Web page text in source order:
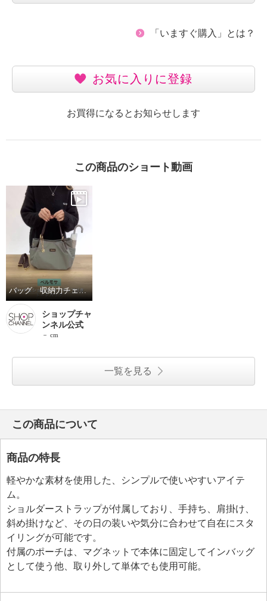
「いますぐ購入」とは？
お気に入りに登録
お買得になるとお知らせします
この商品のショート動画
バッグ 収納力チェック！
ショップチャ
ンネル公式
－ cm
一覧を見る
この商品について
商品の特長
軽やかな素材を使用した、シンプルで使いやすいアイテ
ム。
ショルダーストラップが付属しており、手持ち、肩掛け、
斜め掛けなど、その日の装いや気分に合わせて自在にスタ
イリングが可能です。
付属のポーチは、マグネットで本体に固定してインバッグ
として使う他、取り外して単体でも使用可能。